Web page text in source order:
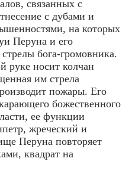
связанных с
с дубами и
на которых
Перуна и его
бога-громовника.
руке носит колчан
им стрела
пожары. Его
божественного
ее функции
жреческий и
Перуна повторяет
квадрат на